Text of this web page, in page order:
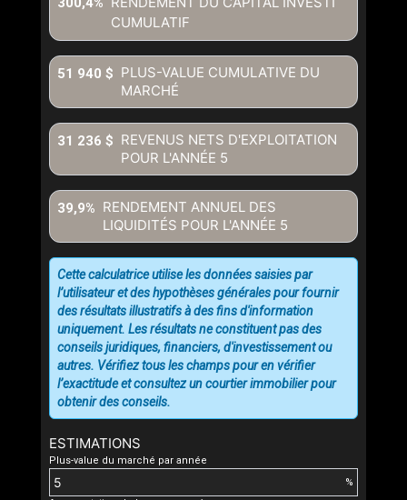
CUMULATIF
PLUS-VALUE CUMULATIVE DU
MARCHÉ
51 940 $
REVENUS NETS D'EXPLOITATION
POUR L'ANNÉE 5
31 236 $
RENDEMENT ANNUEL DES
LIQUIDITÉS POUR L'ANNÉE 5
39,9%
ESTIMATIONS
Plus-value du marché par année
%
Cette calculatrice utilise les données saisies par
l’utilisateur et des hypothèses générales pour fournir
des résultats illustratifs à des fins d'information
uniquement. Les résultats ne constituent pas des
conseils juridiques, financiers, d'investissement ou
autres. Vérifiez tous les champs pour en vérifier
l’exactitude et consultez un courtier immobilier pour
obtenir des conseils.